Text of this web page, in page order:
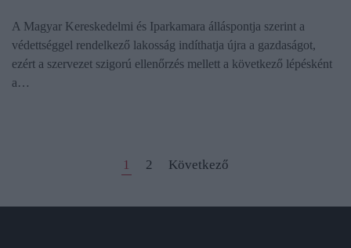
A Magyar Kereskedelmi és Iparkamara álláspontja szerint a
védettséggel rendelkező lakosság indíthatja újra a gazdaságot,
ezért a szervezet szigorú ellenőrzés mellett a következő lépésként
a…
1 2 Következő